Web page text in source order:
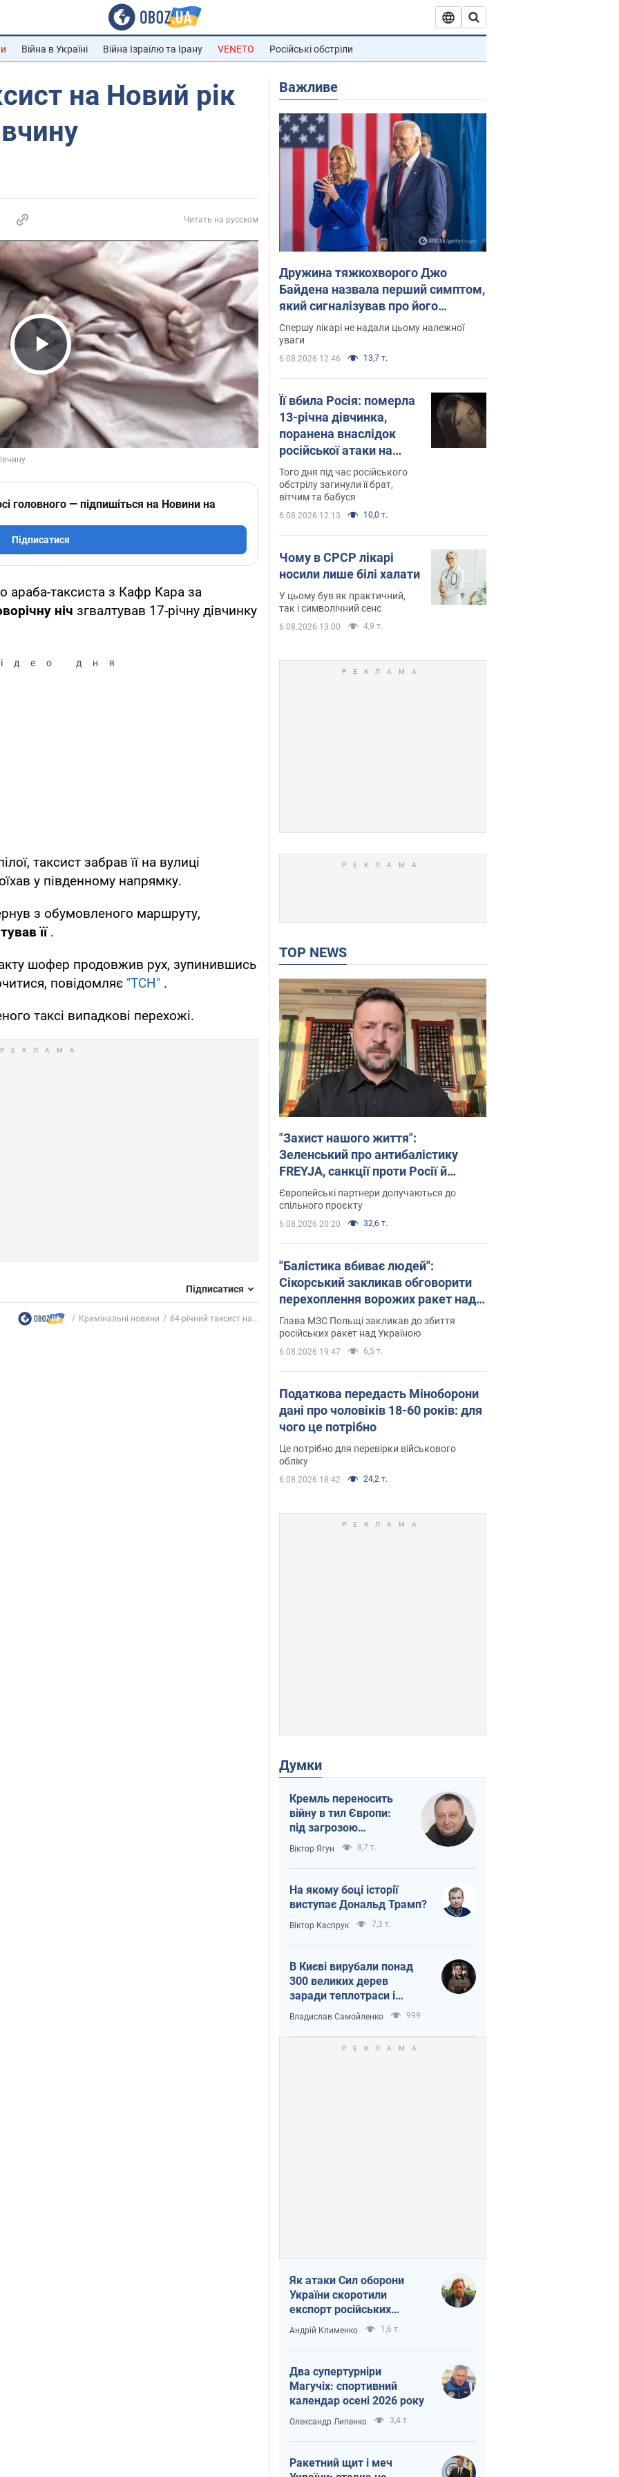
Війна в Україні Війна Ізраїлю та Ірану VENETO Російські обстріли
на Новий рік
Читать на русском
Play Video
головного — підпишіться на Новини на
Підписатися
араба-таксиста з Кафр Кара за
ніч згвалтував 17-річну дівчинку
дня
таксист забрав її на вулиці
у південному напрямку.
з обумовленого маршруту,
її.
акту шофер продовжив рух, зупинившись
повідомляє "ТСН" .
таксі випадкові перехожі.
Підписатися
Кримінальні новини 64-річний таксист на...
Важливе
Дружина тяжкохворого Джо
Байдена назвала перший симптом,
який сигналізував про його
"агресивний" рак
Спершу лікарі не надали цьому належної
уваги
6.08.2026 12:46 13,7 т.
Її вбила Росія: померла
13-річна дівчинка,
поранена внаслідок
російської атаки на
Сумщину. Фото
Того дня під час російського
обстрілу загинули її брат,
вітчим та бабуся
6.08.2026 12:13 10,0 т.
Чому в СРСР лікарі
носили лише білі халати
У цьому був як практичний,
так і символічний сенс
6.08.2026 13:00 4,9 т.
TOP NEWS
"Захист нашого життя":
Зеленський про антибалістику
FREYJA, санкції проти Росії й
підтримку аграріїв. Відео
Європейські партнери долучаються до
спільного проєкту
6.08.2026 20:20 32,6 т.
"Балістика вбиває людей":
Сікорський закликав обговорити
перехоплення ворожих ракет над
Україною
Глава МЗС Польщі закликав до збиття
російських ракет над Україною
6.08.2026 19:47 6,5 т.
Податкова передасть Міноборони
дані про чоловіків 18-60 років: для
чого це потрібно
Це потрібно для перевірки військового
обліку
6.08.2026 18:42 24,2 т.
Думки
Кремль переносить
війну в тил Європи:
під загрозою
критична логістика
Віктор Ягун 8,7 т.
На якому боці історії
виступає Дональд Трамп?
Віктор Каспрук 7,3 т.
В Києві вирубали понад
300 великих дерев
заради теплотраси і
всупереч Генплану
Владислав Самойленко 999
Як атаки Сил оборони
України скоротили
експорт російських
нафтопродуктів
Андрій Клименко 1,6 т.
Два супертурніри
Магучіх: спортивний
календар осені 2026 року
Олександр Липенко 3,4 т.
Ракетний щит і меч